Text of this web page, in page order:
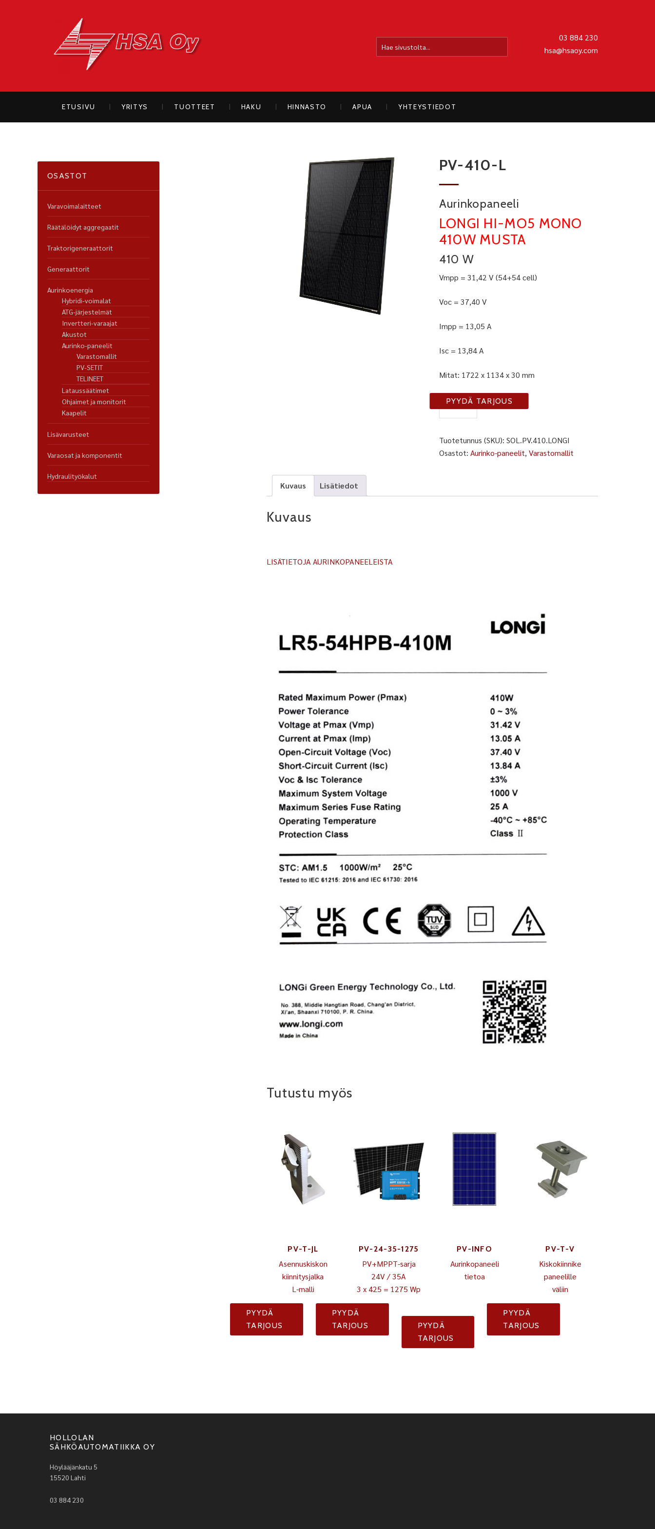
03 884 230
hsa@hsaoy.com
ETUSIVU YRITYS TUOTTEET HAKU HINNASTO APUA YHTEYSTIEDOT
PV-410-L
Aurinkopaneeli
LONGI HI-MO5 MONO
410W MUSTA
410 W
Vmpp = 31,42 V (54+54 cell)
Voc = 37,40 V
Impp = 13,05 A
Isc = 13,84 A
Mitat: 1722 x 1134 x 30 mm
PV-
410-
määrä
PYYDÄ TARJOUS
Tuotetunnus (SKU): SOL.PV.410.LONGI
Osastot: Aurinko-paneelit, Varastomallit
Kuvaus Lisätiedot
Kuvaus
LISÄTIETOJA AURINKOPANEELEISTA
Tutustu myös
PV-T-JL
Asennuskiskon
kiinnitysjalka
L-malli
PYYDÄ
TARJOUS
PV-24-35-1275
PV+MPPT-sarja
24V / 35A
3 x 425 = 1275 Wp
PYYDÄ
TARJOUS
PV-INFO
Aurinkopaneeli
tietoa
PYYDÄ
TARJOUS
PV-T-V
Kiskokiinnike
paneelille
väliin
PYYDÄ
TARJOUS
OSASTOT
Varavoimalaitteet
Räätälöidyt aggregaatit
Traktorigeneraattorit
Generaattorit
Aurinkoenergia
Hybridi-voimalat
ATG-järjestelmät
Invertteri-varaajat
Akustot
Aurinko-paneelit
Varastomallit
PV-SETIT
TELINEET
Lataussäätimet
Ohjaimet ja monitorit
Kaapelit
Lisävarusteet
Varaosat ja komponentit
Hydraulityökalut
HOLLOLAN
SÄHKÖAUTOMATIIKKA OY
Höylääjänkatu 5
15520 Lahti
03 884 230